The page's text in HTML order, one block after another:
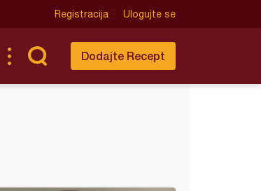
Registracija Ulogujte se
Dodajte Recept